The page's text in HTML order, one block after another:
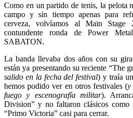
Como en un partido de tenis, la pelota
campo y sin tiempo apenas para
cerveza, volvíamos al Main Stage
contundente ronda de Power
SABATON.
La banda llevaba dos años con su
están ya presentando su reciente “The
salido en la fecha del festival) y traía un
hemos podido ver en otros festivales (y
fuego y escenografía militar).
Division” y no faltaron clásicos
“Primo Victoria” casi para cerrar.